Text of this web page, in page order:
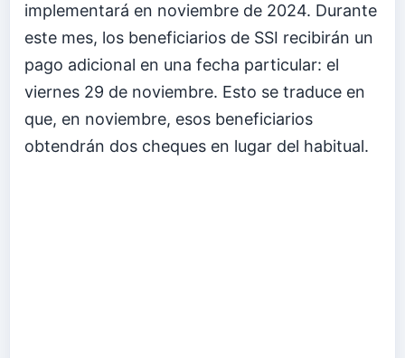
implementará en noviembre de 2024. Durante
este mes, los beneficiarios de SSI recibirán un
pago adicional en una fecha particular: el
viernes 29 de noviembre. Esto se traduce en
que, en noviembre, esos beneficiarios
obtendrán dos cheques en lugar del habitual.